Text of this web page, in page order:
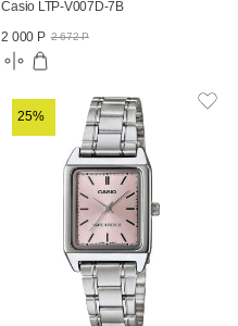
Casio LTP-V007D-7B
2 000 Р 2 672 Р
25%